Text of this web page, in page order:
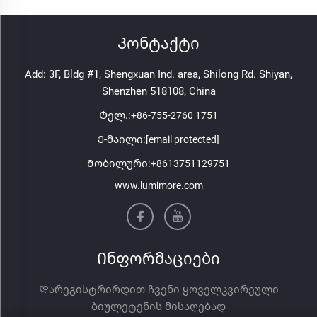
Კონტაქტი
Add: 3F, Bldg #1, Shengxuan Ind. area, Shilong Rd. Shiyan,
Shenzhen 518108, China
Ტელ.:+86-755-2760 1751
Ე-მაილი:[email protected]
Მობილური:+8613751129751
www.lumimore.com
Ინფორმაციები
Დარეგისტრირდით ჩვენი ყოველკვირეული
ბიულეტენის მისაღებად